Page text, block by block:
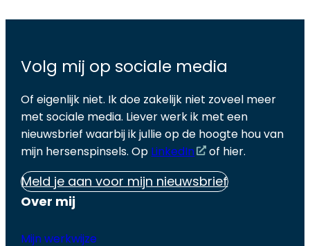
Volg mij op sociale media
Of eigenlijk niet. Ik doe zakelijk niet zoveel meer
met sociale media. Liever werk ik met een
nieuwsbrief waarbij ik jullie op de hoogte hou van
mijn hersenspinsels. Op LinkedIn of hier.
Meld je aan voor mijn nieuwsbrief
Over mij
Mijn werkwijze